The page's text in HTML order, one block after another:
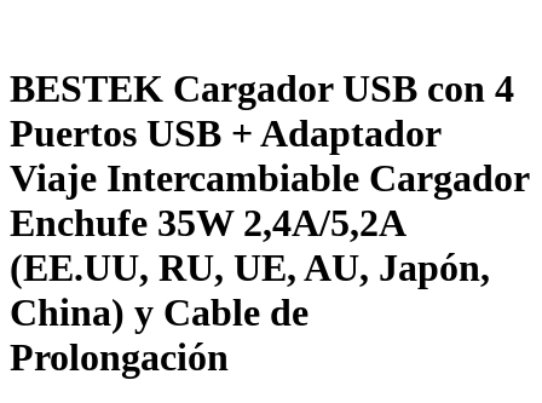
BESTEK Cargador USB con 4
Puertos USB + Adaptador
Viaje Intercambiable Cargador
Enchufe 35W 2,4A/5,2A
(EE.UU, RU, UE, AU, Japón,
China) y Cable de
Prolongación